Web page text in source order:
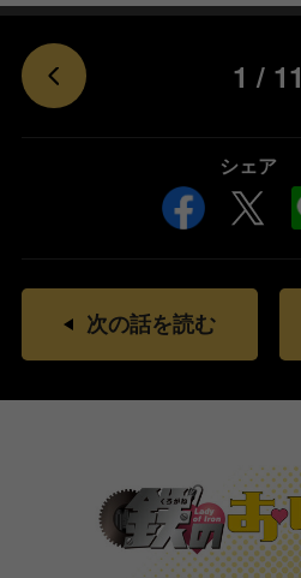
1 / 11
シェア
次の話を読む